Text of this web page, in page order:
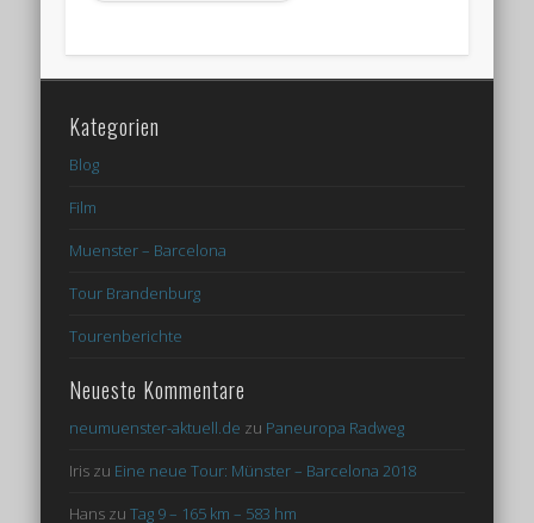
Kategorien
Blog
Film
Muenster – Barcelona
Tour Brandenburg
Tourenberichte
Neueste Kommentare
neumuenster-aktuell.de zu Paneuropa Radweg
Iris zu Eine neue Tour: Münster – Barcelona 2018
Hans zuTag 9 – 165 km – 583 hm